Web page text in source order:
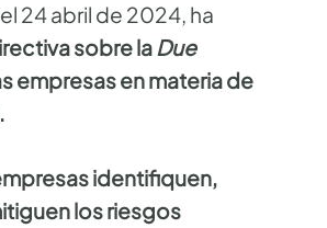
24 abril de 2024, ha
sobre la Due
empresas en materia de
identifiquen,
los riesgos